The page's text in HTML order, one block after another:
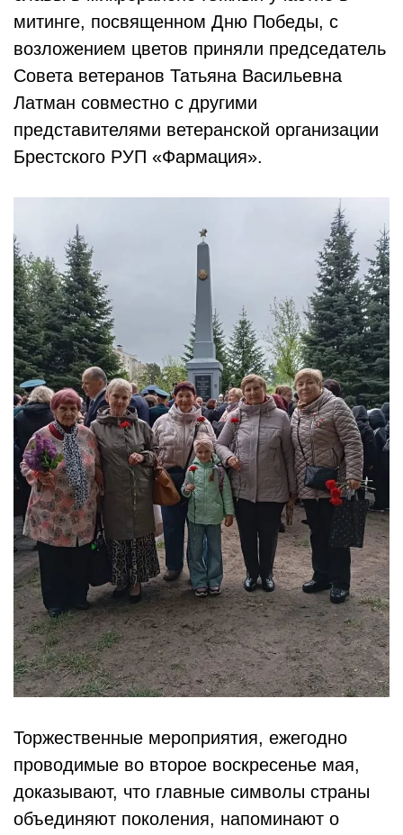
митинге, посвященном Дню Победы, с
возложением цветов приняли председатель
Совета ветеранов Татьяна Васильевна
Латман совместно с другими
представителями ветеранской организации
Брестского РУП «Фармация».
Торжественные мероприятия, ежегодно
проводимые во второе воскресенье мая,
доказывают, что главные символы страны
объединяют поколения, напоминают о